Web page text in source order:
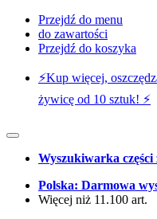
Przejdź do menu
do zawartości
Przejdź do koszyka
⚡️Kup więcej,
żywicę od 10 sztuk! ⚡️
Wyszukiwarka części
Polska: Darmowa
Więcej niż 11.100 art.